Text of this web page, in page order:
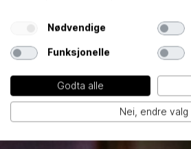
Nødvendige
Funksjonelle
Godta alle
Nei, endre valg